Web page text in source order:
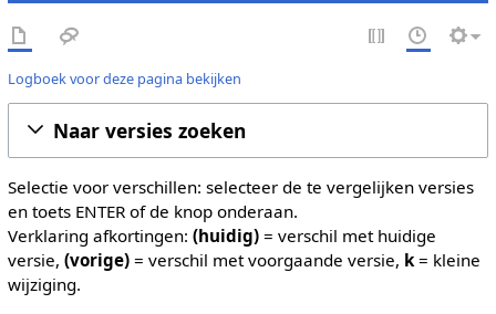
Logboek voor deze pagina bekijken
Naar versies zoeken
Selectie voor verschillen: selecteer de te vergelijken versies
en toets ENTER of de knop onderaan.
Verklaring afkortingen: (huidig)= verschil met huidige
versie, (vorige)= verschil met voorgaande versie, k= kleine
wijziging.